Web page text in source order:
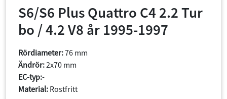
S6/S6 Plus Quattro C4 2.2 Tur
bo / 4.2 V8 år 1995-1997
Rördiameter:76 mm
Ändrör:2x70 mm
EC-typ:-
Material: Rostfritt